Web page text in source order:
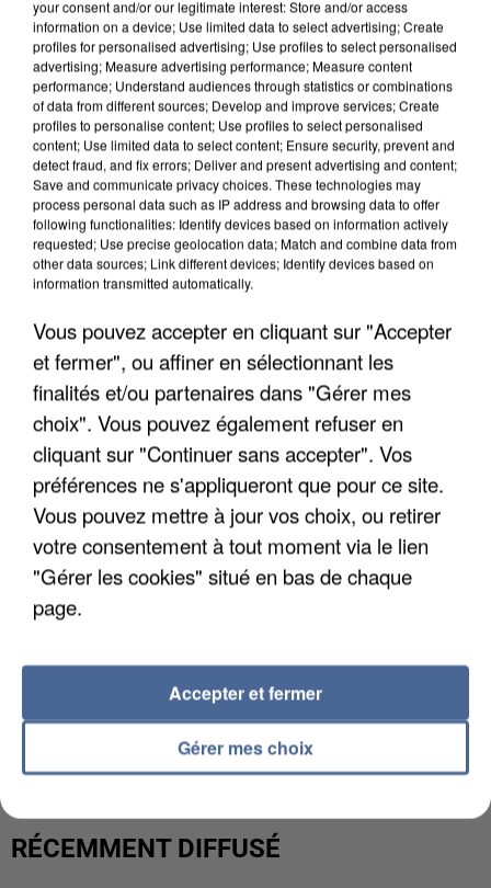
UNE TOURISTE DE L’OISE EMPORTÉE PAR UNE
LES DONNÉES DE 300 000 CLIENTS DÉROBÉES À
INTERMARCHÉ APRÈS UNE...
RÉCEMMENT DIFFUSÉ
your consent and/or our legitimate interest: Store and/or access
information on a device; Use limited data to select advertising; Create
profiles for personalised advertising; Use profiles to select personalised
advertising; Measure advertising performance; Measure content
performance; Understand audiences through statistics or combinations
of data from different sources; Develop and improve services; Create
profiles to personalise content; Use profiles to select personalised
content; Use limited data to select content; Ensure security, prevent and
detect fraud, and fix errors; Deliver and present advertising and content;
Save and communicate privacy choices. These technologies may
process personal data such as IP address and browsing data to offer
following functionalities: Identify devices based on information actively
requested; Use precise geolocation data; Match and combine data from
other data sources; Link different devices; Identify devices based on
information transmitted automatically.
Vous pouvez accepter en cliquant sur "Accepter
et fermer", ou affiner en sélectionnant les
finalités et/ou partenaires dans "Gérer mes
choix". Vous pouvez également refuser en
cliquant sur "Continuer sans accepter". Vos
préférences ne s'appliqueront que pour ce site.
Vous pouvez mettre à jour vos choix, ou retirer
votre consentement à tout moment via le lien
"Gérer les cookies" situé en bas de chaque
page.
Gérer mes choix
Accepter et fermer